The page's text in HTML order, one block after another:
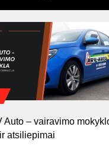
Auto – vairavimo
atsiliepimai